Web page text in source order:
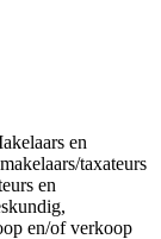
en
taxateurs
en
en/of verkoop